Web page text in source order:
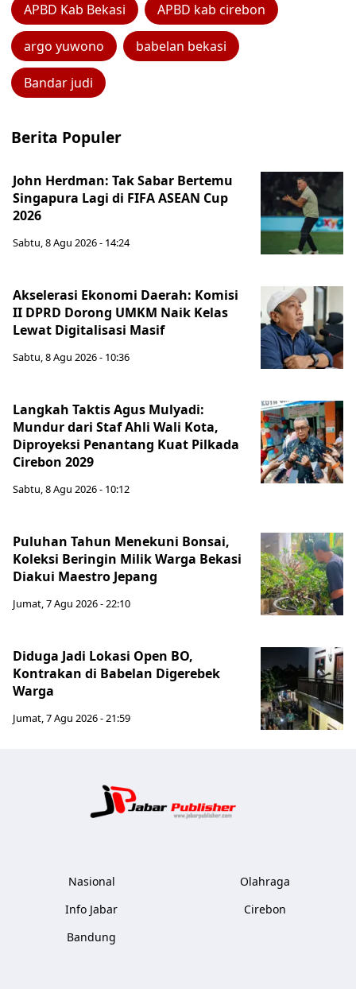
APBD Kab Bekasi APBD kab cirebon
argo yuwono babelan bekasi
Bandar judi
Berita Populer
John Herdman: Tak Sabar Bertemu
Singapura Lagi di FIFA ASEAN Cup
2026
Sabtu, 8 Agu 2026 - 14:24
Akselerasi Ekonomi Daerah: Komisi
II DPRD Dorong UMKM Naik Kelas
Lewat Digitalisasi Masif
Sabtu, 8 Agu 2026 - 10:36
Langkah Taktis Agus Mulyadi:
Mundur dari Staf Ahli Wali Kota,
Diproyeksi Penantang Kuat Pilkada
Cirebon 2029
Sabtu, 8 Agu 2026 - 10:12
Puluhan Tahun Menekuni Bonsai,
Koleksi Beringin Milik Warga Bekasi
Diakui Maestro Jepang
Jumat, 7 Agu 2026 - 22:10
Diduga Jadi Lokasi Open BO,
Kontrakan di Babelan Digerebek
Warga
Jumat, 7 Agu 2026 - 21:59
Nasional
Info Jabar
Bandung
Olahraga
Cirebon